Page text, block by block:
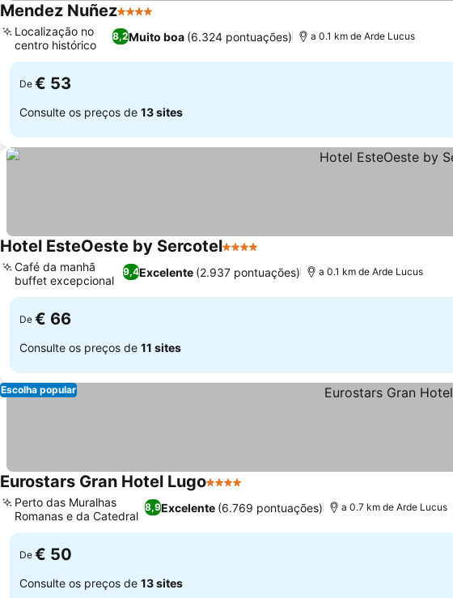
Mendez Nuñez4 Estrelas
8,2Muito boa (6.324 pontuações)
Localização no
centro histórico
a 0.1 km de Arde Lucus
De € 53
Consulte os preços de 13 sites
Hotel EsteOeste by Sercotel4 Estrelas
9,4Excelente (2.937 pontuações)
Café da manhã
buffet excepcional
a 0.1 km de Arde Lucus
De € 66
Consulte os preços de 11 sites
Escolha popular
Eurostars Gran Hotel Lugo4 Estrelas
8,9Excelente (6.769 pontuações)
Perto das Muralhas
Romanas e da Catedral
a 0.7 km de Arde Lucus
De € 50
Consulte os preços de 13 sites